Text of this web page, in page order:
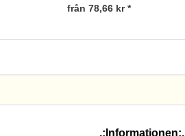
från 78,66 kr *
.:Informationen:.